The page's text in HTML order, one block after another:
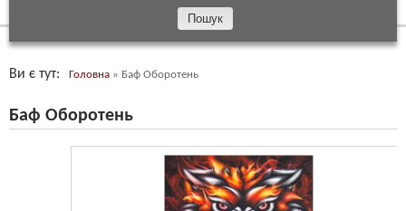
Ви є тут Головна » Баф Оборотень
Баф Оборотень